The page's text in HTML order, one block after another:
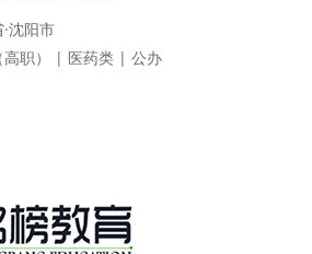
沈阳市
高职） | 医药类 | 公办